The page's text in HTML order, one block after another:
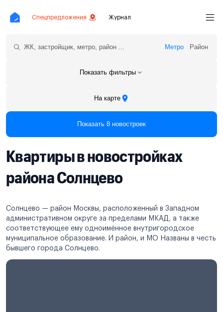
Спецпредложения Журнал
Метро Район
Показать фильтры
На карте
Показать 8 новостроек
Квартиры в новостройках
района Солнцево
Солнцево — район Москвы, расположенный в Западном
административном округе за пределами МКАД, а также
соответствующее ему одноимённое внутригородское
муниципальное образование. И район, и МО Названы в честь
бывшего города Солнцево.